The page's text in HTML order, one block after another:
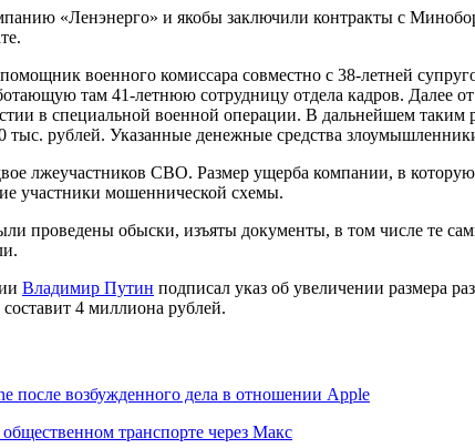
«Ленэнерго» и якобы заключили контракты с
военного комиссара совместно с 38-летней
там 41-летнюю сотрудницу отдела кадров.
в специальной военной операции. В дальнейшем таким
тыс. рублей. Указанные денежные средства
лжеучастников СВО. Размер ущерба компании, в
участники мошеннической схемы.
проведены обыски, изъяты документы, в том числе те
Владимир Путин подписал указ об увеличении размера
4 миллиона рублей.
после возбужденного дела в отношении Apple
транспорте через Макс